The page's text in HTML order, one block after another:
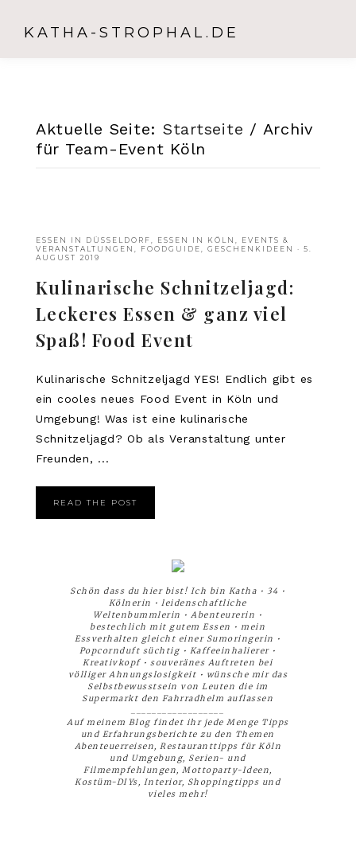
KATHA-STROPHAL.DE
Aktuelle Seite: Startseite / Archiv
für Team-Event Köln
ESSEN IN DÜSSELDORF ESSEN IN KÖLN
EVENTS &
VERANSTALTUNGEN
FOODGUIDE GESCHENKIDEEN · 5.
AUGUST 2019
Kulinarische Schnitzeljagd:
Leckeres Essen & ganz viel
Spaß! Food Event
Kulinarische Schnitzeljagd YES! Endlich gibt es
ein cooles neues Food Event in Köln und
Umgebung! Was ist eine kulinarische
Schnitzeljagd? Ob als Veranstaltung unter
Freunden, ...
READ THE POST
Schön dass du hier bist! Ich bin Katha • 34 •
Kölnerin • leidenschaftliche
Weltenbummlerin • Abenteurerin •
bestechlich mit gutem Essen • mein
Essverhalten gleicht einer Sumoringerin •
Popcornduft süchtig • Kaffeeinhalierer •
Kreativkopf • souveränes Auftreten bei
völliger Ahnungslosigkeit • wünsche mir das
Selbstbewusstsein von Leuten die im
Supermarkt den Fahrradhelm auflassen
Auf meinem Blog findet ihr jede Menge Tipps
und Erfahrungsberichte zu den Themen
Abenteuerreisen, Restauranttipps für Köln
und Umgebung, Serien- und
Filmempfehlungen, Mottoparty-Ideen,
Kostüm-DIYs, Interior, Shoppingtipps und
vieles mehr!